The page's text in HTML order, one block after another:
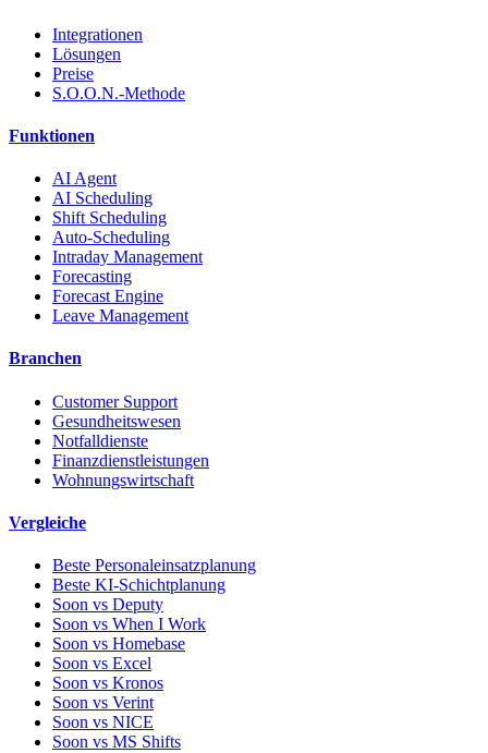
Integrationen
Lösungen
Preise
S.O.O.N.-Methode
Funktionen
AI Agent
AI Scheduling
Shift Scheduling
Auto-Scheduling
Intraday Management
Forecasting
Forecast Engine
Leave Management
Branchen
Customer Support
Gesundheitswesen
Notfalldienste
Finanzdienstleistungen
Wohnungswirtschaft
Vergleiche
Beste Personaleinsatzplanung
Beste KI-Schichtplanung
Soon vs Deputy
Soon vs When I Work
Soon vs Homebase
Soon vs Excel
Soon vs Kronos
Soon vs Verint
Soon vs NICE
Soon vs MS Shifts